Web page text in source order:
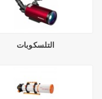
التلسكوبات